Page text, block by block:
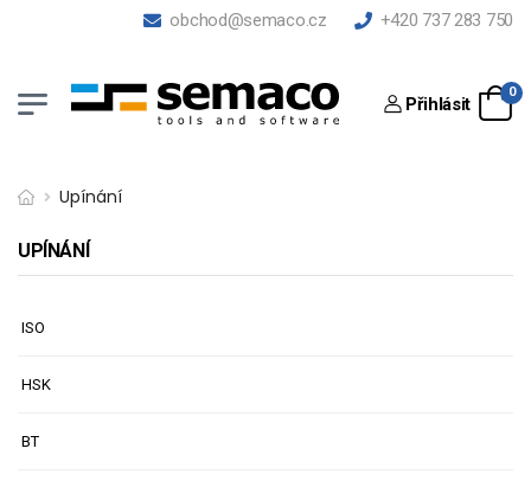
obchod@semaco.cz +420 737 283 750
Přihlásit
0
Upínání
UPÍNÁNÍ
ISO
HSK
BT